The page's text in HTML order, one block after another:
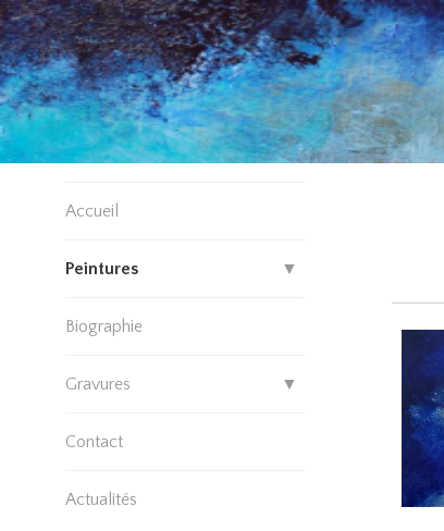
Accueil
Peintures
Biographie
Gravures
Contact
Actualités